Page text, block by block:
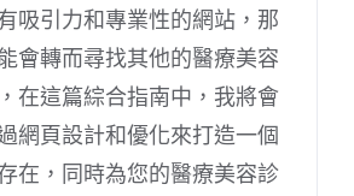
吸引力和專業性的網站，那
會轉而尋找其他的醫療美容
在這篇綜合指南中，我將會
網頁設計和優化來打造一個
在，同時為您的醫療美容診